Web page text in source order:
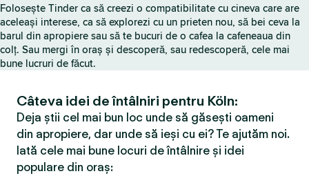
Folosește Tinder ca să creezi o compatibilitate cu cineva care are
aceleași interese, ca să explorezi cu un prieten nou, să bei ceva la
barul din apropiere sau să te bucuri de o cafea la cafeneaua din
colț. Sau mergi în oraș și descoperă, sau redescoperă, cele mai
bune lucruri de făcut.
Câteva idei de întâlniri pentru Köln:
Deja știi cel mai bun loc unde să găsești oameni
din apropiere, dar unde să ieși cu ei? Te ajutăm noi.
Iată cele mai bune locuri de întâlnire și idei
populare din oraș: